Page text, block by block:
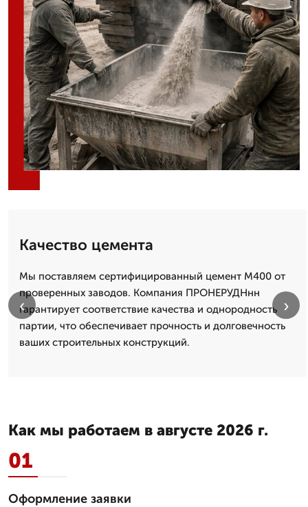
Качество цемента
Мы поставляем сертифицированный цемент М400 от
проверенных заводов. Компания ПРОНЕРУДНнн
гарантирует соответствие качества и однородность
партии, что обеспечивает прочность и долговечность
ваших строительных конструкций.
‹ ›
Как мы работаем в августе 2026 г.
01
Оформление заявки